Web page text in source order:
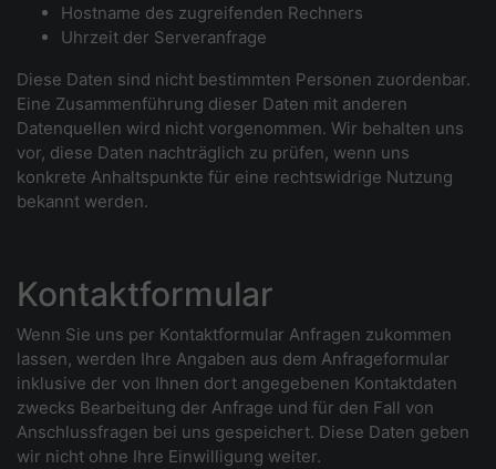
Hostname des zugreifenden Rechners
Uhrzeit der Serveranfrage
Diese Daten sind nicht bestimmten Personen zuordenbar.
Eine Zusammenführung dieser Daten mit anderen
Datenquellen wird nicht vorgenommen. Wir behalten uns
vor, diese Daten nachträglich zu prüfen, wenn uns
konkrete Anhaltspunkte für eine rechtswidrige Nutzung
bekannt werden.
Kontaktformular
Wenn Sie uns per Kontaktformular Anfragen zukommen
lassen, werden Ihre Angaben aus dem Anfrageformular
inklusive der von Ihnen dort angegebenen Kontaktdaten
zwecks Bearbeitung der Anfrage und für den Fall von
Anschlussfragen bei uns gespeichert. Diese Daten geben
wir nicht ohne Ihre Einwilligung weiter.